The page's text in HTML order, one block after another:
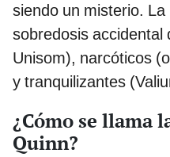
siendo un misterio.
sobredosis
Unisom), narcóticos
y tranquilizantes
¿Cómo se llama
Quinn?